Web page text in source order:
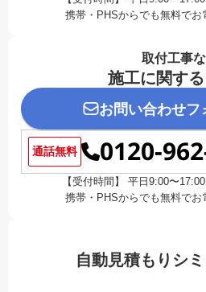
携帯・PHSからでも無料でお
取付工事
施工に関す
お問い合わせフ
通話無料 0120-
【受付時間】 平日9:00〜
携帯・PHSからでも無料でお
自動見積もりシ